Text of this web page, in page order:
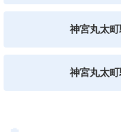
神宮丸太
神宮丸太